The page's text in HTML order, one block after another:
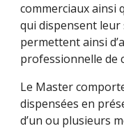
commerciaux ainsi
qui dispensent
permettent ainsi
professionnelle de
Le Master
dispensées en
d’un ou plusieurs